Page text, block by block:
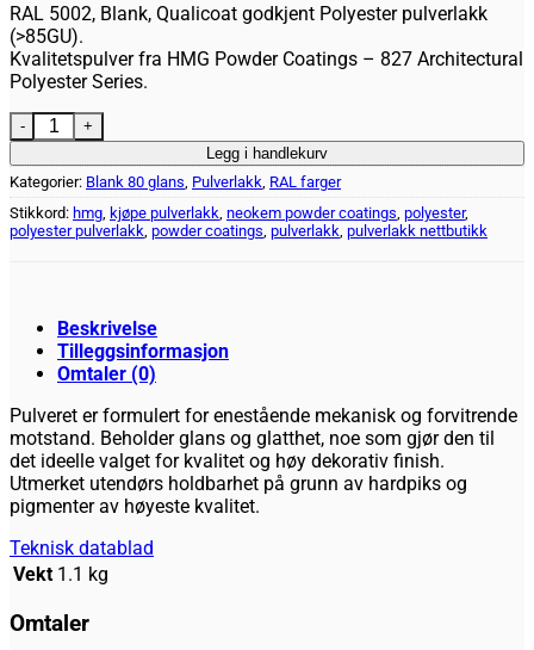
RAL 5002, Blank, Qualicoat godkjent Polyester pulverlakk
(>85GU).
Kvalitetspulver fra HMG Powder Coatings – 827 Architectural
Polyester Series.
RAL 5002 Blank Polyester - 1 kg antall
Legg i handlekurv
Kategorier: Blank 80 glans Pulverlakk RAL farger
Stikkord: hmg kjøpe pulverlakk neokem powder coatings polyester,
polyester pulverlakk powder coatings pulverlakk pulverlakk nettbutikk
Beskrivelse
Tilleggsinformasjon
Omtaler (0)
Pulveret er formulert for enestående mekanisk og forvitrende
motstand. Beholder glans og glatthet, noe som gjør den til
det ideelle valget for kvalitet og høy dekorativ finish.
Utmerket utendørs holdbarhet på grunn av hardpiks og
pigmenter av høyeste kvalitet.
Teknisk datablad
Vekt 1.1 kg
Omtaler